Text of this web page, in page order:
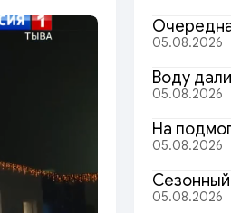
05.08.2026
Воду
05.08.2026
На
05.08.2026
05.08.2026